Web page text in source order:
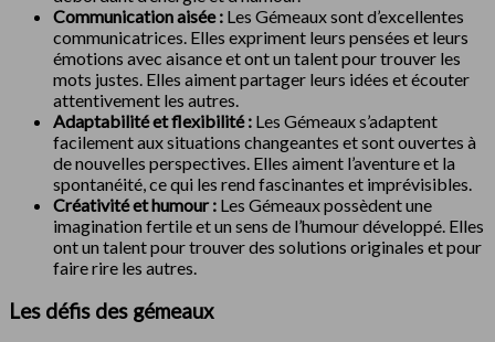
Communication aisée : Les Gémeaux sont d’excellentes
communicatrices. Elles expriment leurs pensées et leurs
émotions avec aisance et ont un talent pour trouver les
mots justes. Elles aiment partager leurs idées et écouter
attentivement les autres.
Adaptabilité et flexibilité : Les Gémeaux s’adaptent
facilement aux situations changeantes et sont ouvertes à
de nouvelles perspectives. Elles aiment l’aventure et la
spontanéité, ce qui les rend fascinantes et imprévisibles.
Créativité et humour : Les Gémeaux possèdent une
imagination fertile et un sens de l’humour développé. Elles
ont un talent pour trouver des solutions originales et pour
faire rire les autres.
Les défis des gémeaux